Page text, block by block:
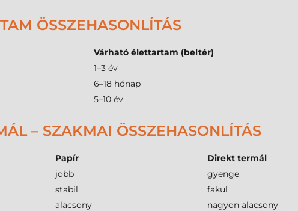
ÖSSZEHASONLÍTÁS
Várható élettartam (beltér)
1–3 év
6–18 hónap
5–10 év
– SZAKMAI ÖSSZEHASONLÍTÁS
Papír
Direkt termál
jobb
gyenge
stabil
fakul
alacsony
nagyon alacsony